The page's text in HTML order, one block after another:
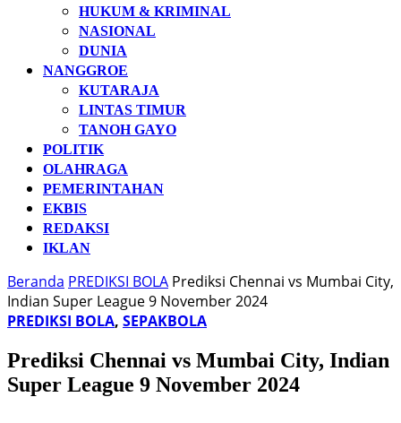
HUKUM & KRIMINAL
NASIONAL
DUNIA
NANGGROE
KUTARAJA
LINTAS TIMUR
TANOH GAYO
POLITIK
OLAHRAGA
PEMERINTAHAN
EKBIS
REDAKSI
IKLAN
Beranda PREDIKSI BOLA Prediksi Chennai vs Mumbai City,
Indian Super League 9 November 2024
PREDIKSI BOLA, SEPAKBOLA
Prediksi Chennai vs Mumbai City, Indian
Super League 9 November 2024